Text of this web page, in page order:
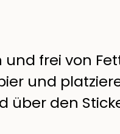
frei von
und
über den